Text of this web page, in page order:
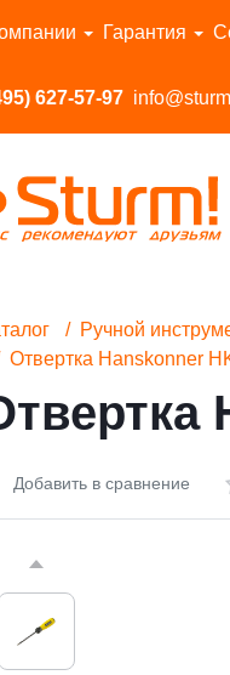
Гарантия
627-57-97
в каталог
Ручной
Отвертка Hanskonner
Добавить в сравнение